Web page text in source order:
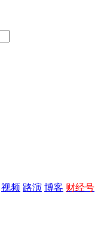
视频 路演 博客 财经号